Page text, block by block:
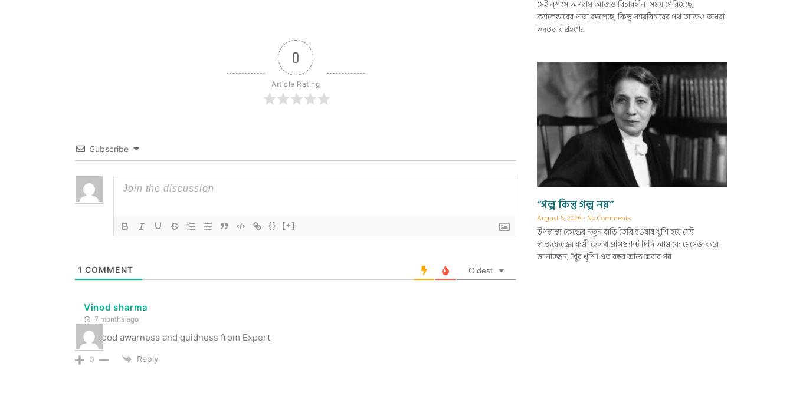
0
Article Rating
Subscribe
{} [+]
1 COMMENT Oldest
Vinod sharma
7 months ago
Very good awarness and guidness from Expert
0 Reply
সেই নৃশংস অপরাধ আজও বিচারহীন। সময় পেরিয়েছে,
ক্যালেন্ডারের পাতা বদলেছে, কিন্তু ন্যায়বিচারের পথ আজও অধরা।
তদন্তভার গ্রহণের
“গল্প কিন্তু গল্প নয়”
August 5, 2026 No Comments
উপস্বাস্থ্য কেন্দ্রের নতুন বাড়ি তৈরি হওয়ায় খুশি হয়ে সেই
স্বাস্থ্যকেন্দ্রের কর্মী হেলথ এসিস্ট্যান্ট দিদি আমাকে মেসেজ করে
জানাচ্ছেন, “খুব খুশি। এত বছর কাজ করার পর